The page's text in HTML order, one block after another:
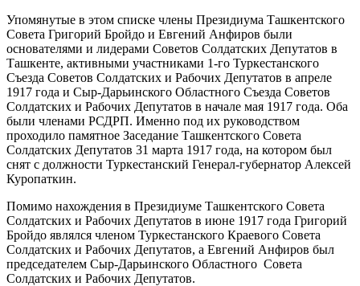
Упомянутые в этом списке члены Президиума Ташкентского
Совета Григорий Бройдо и Евгений Анфиров были
основателями и лидерами Советов Солдатских Депутатов в
Ташкенте, активными участниками 1-го Туркестанского
Съезда Советов Солдатских и Рабочих Депутатов в апреле
1917 года и Сыр-Дарьинского Областного Съезда Советов
Солдатских и Рабочих Депутатов в начале мая 1917 года. Оба
были членами РСДРП. Именно под их руководством
проходило памятное Заседание Ташкентского Совета
Солдатских Депутатов 31 марта 1917 года, на котором был
снят с должности Туркестанский Генерал-губернатор Алексей
Куропаткин.
Помимо нахождения в Президиуме Ташкентского Совета
Солдатских и Рабочих Депутатов в июне 1917 года Григорий
Бройдо являлся членом Туркестанского Краевого Совета
Солдатских и Рабочих Депутатов, а Евгений Анфиров был
председателем Сыр-Дарьинского Областного Совета
Солдатских и Рабочих Депутатов.